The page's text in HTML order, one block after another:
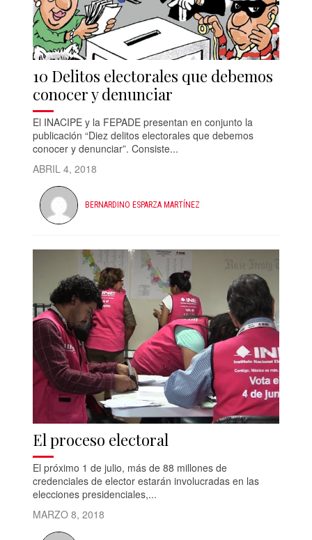
10 Delitos electorales que debemos
conocer y denunciar
El INACIPE y la FEPADE presentan en conjunto la
publicación “Diez delitos electorales que debemos
conocer y denunciar”. Consiste...
ABRIL 4, 2018
BERNARDINO ESPARZA MARTÍNEZ
El proceso electoral
El próximo 1 de julio, más de 88 millones de
credenciales de elector estarán involucradas en las
elecciones presidenciales,...
MARZO 8, 2018